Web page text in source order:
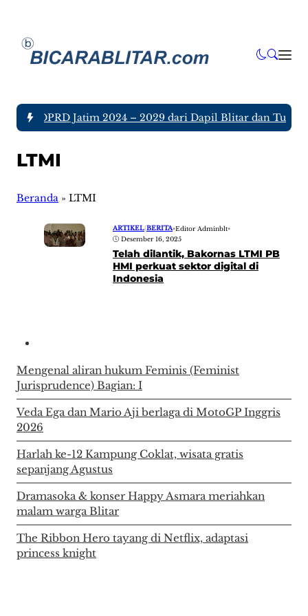
DPRD Jatim 2024 – 2029 dari Dapil Blitar dan
LTMI
Beranda » LTMI
ARTIKEL BERITA•Editor Adminblt•
Desember 16, 2025
Telah dilantik, Bakornas LTMI PB
HMI perkuat sektor digital di
Indonesia
Mengenal aliran hukum Feminis (Feminist
Jurisprudence) Bagian: I
Veda Ega dan Mario Aji berlaga di MotoGP Inggris
2026
Harlah ke-12 Kampung Coklat, wisata gratis
sepanjang Agustus
Dramasoka & konser Happy Asmara meriahkan
malam warga Blitar
The Ribbon Hero tayang di Netflix, adaptasi
princess knight